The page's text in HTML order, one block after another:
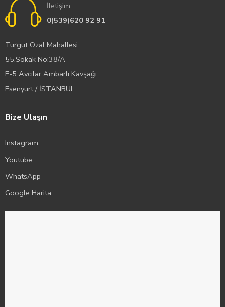
İletişim
0(539)620 92 91
Turgut Özal Mahallesi
55.Sokak No:38/A
E-5 Avcılar Ambarlı Kavşağı
Esenyurt / İSTANBUL
Bize Ulaşın
Instagram
Youtube
WhatsApp
Google Harita